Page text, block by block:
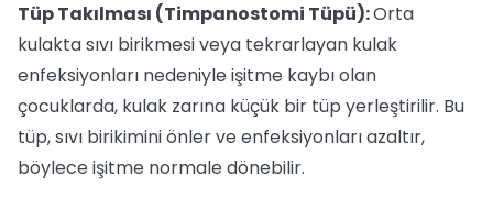
Tüp Takılması (Timpanostomi Tüpü):Orta
kulakta sıvı birikmesi veya tekrarlayan kulak
enfeksiyonları nedeniyle işitme kaybı olan
çocuklarda, kulak zarına küçük bir tüp yerleştirilir. Bu
tüp, sıvı birikimini önler ve enfeksiyonları azaltır,
böylece işitme normale dönebilir.